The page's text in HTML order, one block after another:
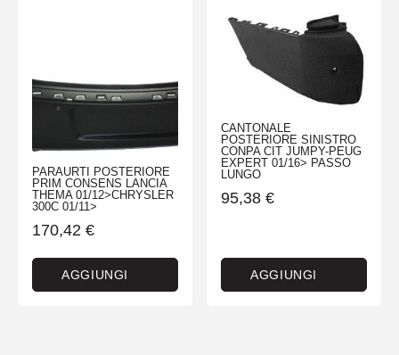
PARAURTI POSTERIORE
PRIM CONSENS LANCIA
THEMA 01/12>CHRYSLER
300C 01/11>
170,42 €
AGGIUNGI
CANTONALE
POSTERIORE SINISTRO
CONPA CIT JUMPY-PEUG
EXPERT 01/16> PASSO
LUNGO
95,38 €
AGGIUNGI